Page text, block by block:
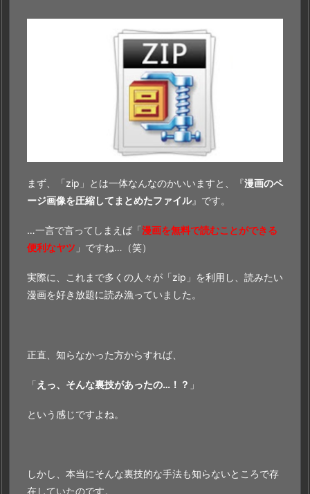
まず、「zip」とは一体なんなのかいいますと、『漫画のペ
ージ画像を圧縮してまとめたファイル』です。
…一言で言ってしまえば「漫画を無料で読むことができる
便利なヤツ 」ですね…（笑）
実際に、これまで多くの人々が「zip」を利用し、読みたい
漫画を好き放題に読み漁っていました。
正直、知らなかった方からすれば、
「えっ、そんな裏技があったの…！？ 」
という感じですよね。
しかし、本当にそんな裏技的な手法も知らないところで存
在していたのです。